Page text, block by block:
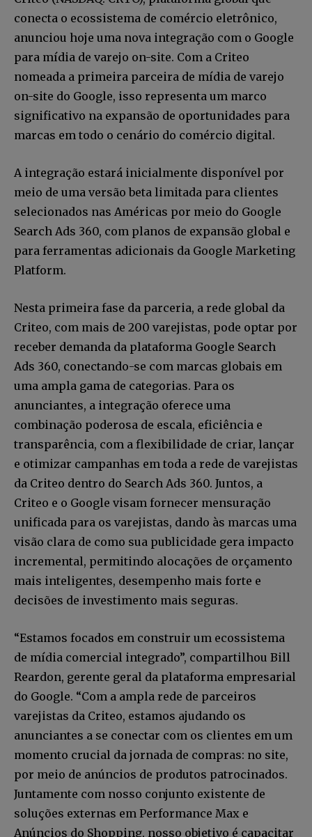
conecta o ecossistema de comércio eletrônico,
anunciou hoje uma nova integração com o Google
para mídia de varejo on-site. Com a Criteo
nomeada a primeira parceira de mídia de varejo
on-site do Google, isso representa um marco
significativo na expansão de oportunidades para
marcas em todo o cenário do comércio digital.
A integração estará inicialmente disponível por
meio de uma versão beta limitada para clientes
selecionados nas Américas por meio do Google
Search Ads 360, com planos de expansão global e
para ferramentas adicionais da Google Marketing
Platform.
Nesta primeira fase da parceria, a rede global da
Criteo, com mais de 200 varejistas, pode optar por
receber demanda da plataforma Google Search
Ads 360, conectando-se com marcas globais em
uma ampla gama de categorias. Para os
anunciantes, a integração oferece uma
combinação poderosa de escala, eficiência e
transparência, com a flexibilidade de criar, lançar
e otimizar campanhas em toda a rede de varejistas
da Criteo dentro do Search Ads 360. Juntos, a
Criteo e o Google visam fornecer mensuração
unificada para os varejistas, dando às marcas uma
visão clara de como sua publicidade gera impacto
incremental, permitindo alocações de orçamento
mais inteligentes, desempenho mais forte e
decisões de investimento mais seguras.
“Estamos focados em construir um ecossistema
de mídia comercial integrado”, compartilhou Bill
Reardon, gerente geral da plataforma empresarial
do Google. “Com a ampla rede de parceiros
varejistas da Criteo, estamos ajudando os
anunciantes a se conectar com os clientes em um
momento crucial da jornada de compras: no site,
por meio de anúncios de produtos patrocinados.
Juntamente com nosso conjunto existente de
soluções externas em Performance Max e
Anúncios do Shopping, nosso objetivo é capacitar